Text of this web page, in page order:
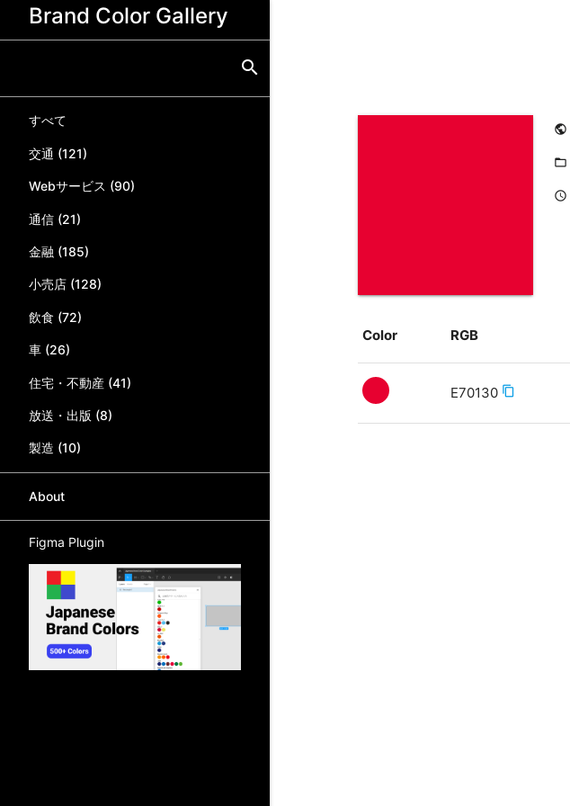
Brand Color Gallery
search
すべて
交通 (121)
Webサービス (90)
通信 (21)
金融 (185)
小売店 (128)
飲食 (72)
車 (26)
住宅・不動産 (41)
放送・出版 (8)
製造 (10)
About
Figma Plugin
public
folder_open
access_time
Color RGB
E70130 content_copy